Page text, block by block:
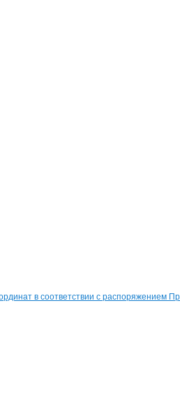
в соответствии с распоряжением